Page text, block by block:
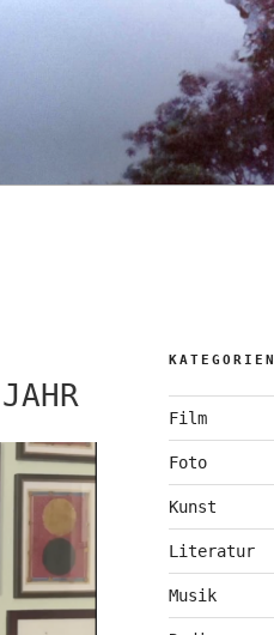
KATEGORIEN
Film
Foto
Kunst
Literatur
Musik